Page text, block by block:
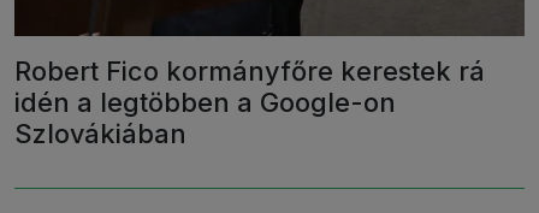
Robert Fico kormányfőre kerestek rá
idén a legtöbben a Google-on
Szlovákiában